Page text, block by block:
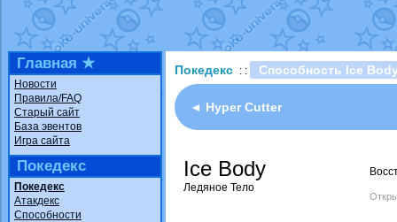
Недовольный
The Dark Wishmaker
шадоу спиритомбот
траббишот
Raging Bolt
Shadow mismagius
Главная ★
Новости
Правила/FAQ
Старый сайт
База эвентов
Игра сайта
Покедекс
Покедекс
Атакдекс
Способности
Покедекс : : Способность Ice
◄ Hyper Cutter
Ice Body
Ледяное Тело